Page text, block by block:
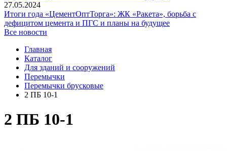
27.05.2024
Итоги года «ЦементОптТорга»: ЖК «Ракета», борьба с
дефицитом цемента и ПГС и планы на будущее
Все новости
Главная
Каталог
Для зданий и сооружений
Перемычки
Перемычки брусковые
2 ПБ 10-1
2 ПБ 10-1